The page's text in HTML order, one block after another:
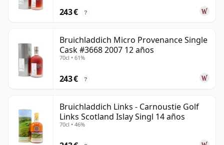
243 € ?
Bruichladdich Micro Provenance Single
Cask #3668 2007 12 años
70cl • 61%
243 € ?
Bruichladdich Links - Carnoustie Golf
Links Scotland Islay Singl 14 años
70cl • 46%